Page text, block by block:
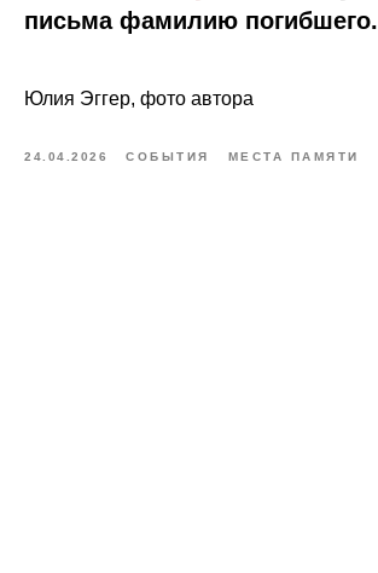
письма фамилию погибшего.
Юлия Эггер, фото автора
24.04.2026 СОБЫТИЯ МЕСТА ПАМЯТИ